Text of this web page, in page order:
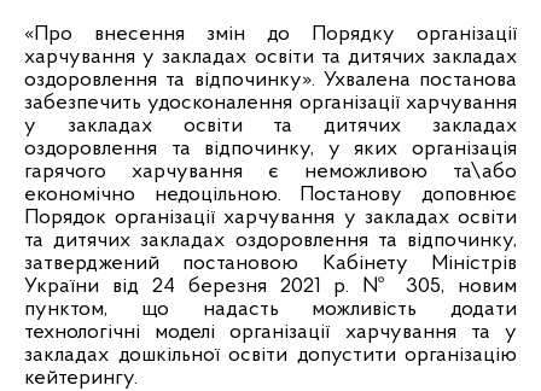
«Про внесення змін до Порядку організації
харчування у закладах освіти та дитячих закладах
оздоровлення та відпочинку». Ухвалена постанова
забезпечить удосконалення організації харчування
у закладах освіти та дитячих закладах
оздоровлення та відпочинку, у яких організація
гарячого харчування є неможливою та\або
економічно недоцільною. Постанову доповнює
Порядок організації харчування у закладах освіти
та дитячих закладах оздоровлення та відпочинку,
затверджений постановою Кабінету Міністрів
України від 24 березня 2021 р. № 305, новим
пунктом, що надасть можливість додати
технологічні моделі організації харчування та у
закладах дошкільної освіти допустити організацію
кейтерингу.